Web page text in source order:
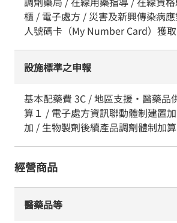
櫃 / 電子處方 / 災害及新興傳染病
人號碼卡（My Number Card）獲
設施標準之申報
基本配藥費 3C / 地區支援・醫藥品
算１ / 電子處方資訊聯動體制建置
加 / 生物製劑後續產品調劑體制加算
經營商品
醫藥品等